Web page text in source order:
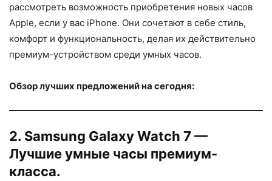
рассмотреть возможность приобретения новых часов
Apple, если у вас iPhone. Они сочетают в себе стиль,
комфорт и функциональность, делая их действительно
премиум-устройством среди умных часов.
Обзор лучших предложений на сегодня:
2. Samsung Galaxy Watch 7 —
Лучшие умные часы премиум-
класса.